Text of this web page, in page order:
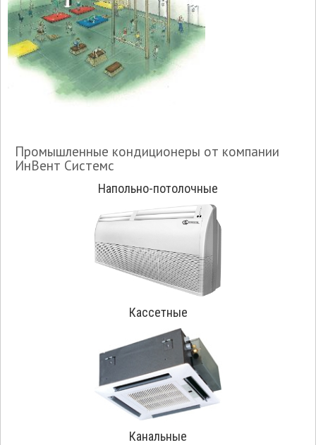
Промышленные кондиционеры от компании
ИнВент Системс
Напольно-потолочные
Кассетные
Канальные